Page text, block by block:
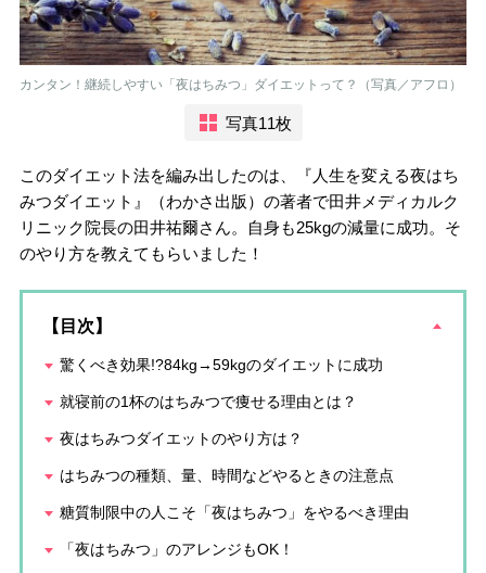
カンタン！継続しやすい「夜はちみつ」ダイエットって？（写真／アフロ）
写真11枚
このダイエット法を編み出したのは、『人生を変える夜はち
みつダイエット』（わかさ出版）の著者で田井メディカルク
リニック院長の田井祐爾さん。自身も25kgの減量に成功。そ
のやり方を教えてもらいました！
【目次】
驚くべき効果!?84kg→59kgのダイエットに成功
就寝前の1杯のはちみつで痩せる理由とは？
夜はちみつダイエットのやり方は？
はちみつの種類、量、時間などやるときの注意点
糖質制限中の人こそ「夜はちみつ」をやるべき理由
「夜はちみつ」のアレンジもOK！